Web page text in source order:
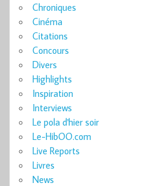
Chroniques
Cinéma
Citations
Concours
Divers
Highlights
Inspiration
Interviews
Le pola d'hier soir
Le-HibOO.com
Live Reports
Livres
News